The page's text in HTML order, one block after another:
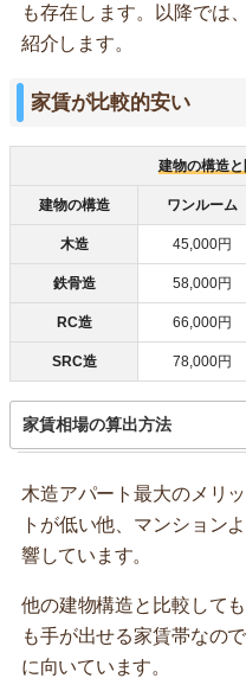
も存在します。以降では
紹介します。
家賃が比較的安い
建物の構造
建物の構造 ワンルーム
木造 45,000円
鉄骨造 58,000円
RC造 66,000円
SRC造 78,000円
家賃相場の算出方法
木造アパート最大のメリ
トが低い他、マンション
響しています。
他の建物構造と比較して
も手が出せる家賃帯なの
に向いています。